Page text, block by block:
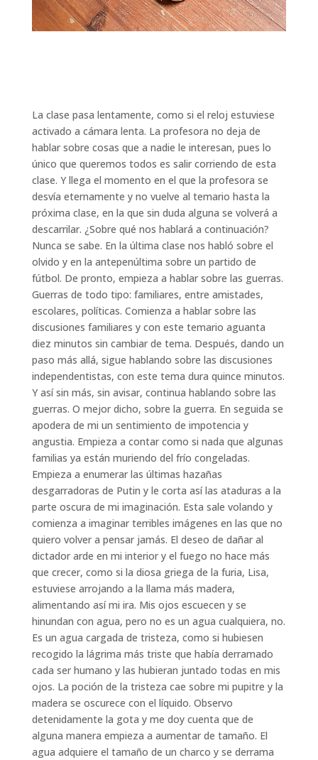
La clase pasa lentamente, como si el reloj estuviese
activado a cámara lenta. La profesora no deja de
hablar sobre cosas que a nadie le interesan, pues lo
único que queremos todos es salir corriendo de esta
clase. Y llega el momento en el que la profesora se
desvía eternamente y no vuelve al temario hasta la
próxima clase, en la que sin duda alguna se volverá a
descarrilar. ¿Sobre qué nos hablará a continuación?
Nunca se sabe. En la última clase nos habló sobre el
olvido y en la antepenúltima sobre un partido de
fútbol. De pronto, empieza a hablar sobre las guerras.
Guerras de todo tipo: familiares, entre amistades,
escolares, políticas. Comienza a hablar sobre las
discusiones familiares y con este temario aguanta
diez minutos sin cambiar de tema. Después, dando un
paso más allá, sigue hablando sobre las discusiones
independentistas, con este tema dura quince minutos.
Y así sin más, sin avisar, continua hablando sobre las
guerras. O mejor dicho, sobre la guerra. En seguida se
apodera de mi un sentimiento de impotencia y
angustia. Empieza a contar como si nada que algunas
familias ya están muriendo del frío congeladas.
Empieza a enumerar las últimas hazañas
desgarradoras de Putin y le corta así las ataduras a la
parte oscura de mi imaginación. Esta sale volando y
comienza a imaginar terribles imágenes en las que no
quiero volver a pensar jamás. El deseo de dañar al
dictador arde en mi interior y el fuego no hace más
que crecer, como si la diosa griega de la furia, Lisa,
estuviese arrojando a la llama más madera,
alimentando así mi ira. Mis ojos escuecen y se
hinundan con agua, pero no es un agua cualquiera, no.
Es un agua cargada de tristeza, como si hubiesen
recogido la lágrima más triste que había derramado
cada ser humano y las hubieran juntado todas en mis
ojos. La poción de la tristeza cae sobre mi pupitre y la
madera se oscurece con el líquido. Observo
detenidamente la gota y me doy cuenta que de
alguna manera empieza a aumentar de tamaño. El
agua adquiere el tamaño de un charco y se derrama